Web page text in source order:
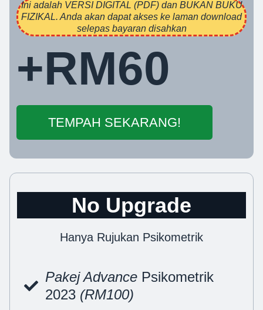
Ini adalah VERSI DIGITAL (PDF) dan BUKAN BUKU
FIZIKAL. Anda akan dapat akses ke laman download
selepas bayaran disahkan
+RM60
TEMPAH SEKARANG!
No Upgrade
Hanya Rujukan Psikometrik
Pakej Advance Psikometrik
2023 (RM100)